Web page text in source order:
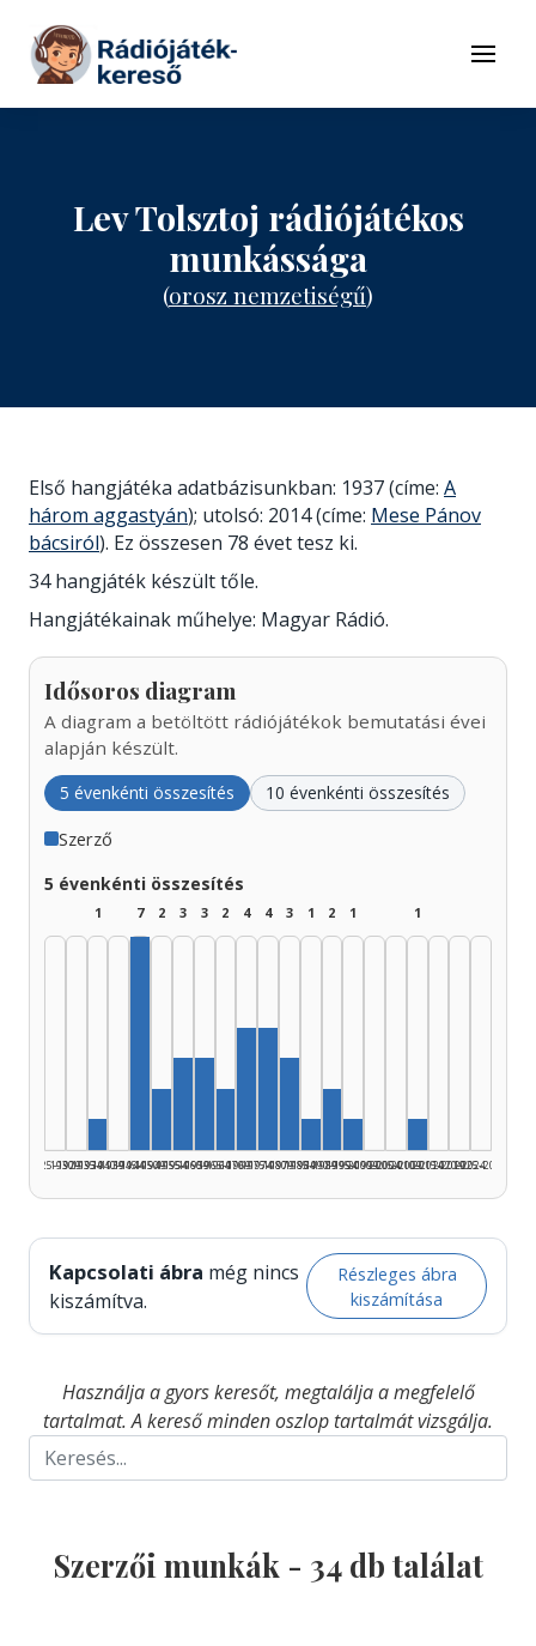
Tovább a tartalomhoz
Menü
Lev Tolsztoj rádiójátékos
munkássága
(orosz nemzetiségű)
Első hangjátéka adatbázisunkban: 1937 (címe: A
három aggastyán); utolsó: 2014 (címe: Mese Pánov
bácsiról). Ez összesen 78 évet tesz ki.
34 hangjáték készült tőle.
Hangjátékainak műhelye: Magyar Rádió.
Idősoros diagram
A diagram a betöltött rádiójátékok bemutatási évei
alapján készült.
5 évenkénti összesítés 10 évenkénti összesítés
Szerző
5 évenkénti összesítés
1925–1929
1930–1934
1
Szerző, 1935–1939: 1
1935–1939
1940–1944
7
Szerző, 1945–1949: 7
1945–1949
2
1950–1954
3
Szerző, 1955–1959: 3
1955–1959
3
Szerző, 1960–1964: 3
1960–1964
2
1965–1969
4
1970–1974
4
1975–1979
3
Szerző, 1980–1984: 3
1980–1984
1
Szerző, 1985–1989: 1
1985–1989
2
1990–1994
1
Szerző, 1995–1999:
1995–1999
2000–2004
2005–2009
1
Szerző,
2010–2014
2015–2019
2020–2024
2025–2026
Kapcsolati ábra még nincs
kiszámítva.
Részleges ábra
kiszámítása
Használja a gyors keresőt, megtalálja a megfelelő
tartalmat. A kereső minden oszlop tartalmát vizsgálja.
Szerzői munkák - 34db találat